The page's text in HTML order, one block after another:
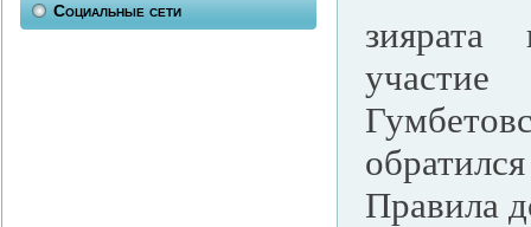
Социальные сети
Правила